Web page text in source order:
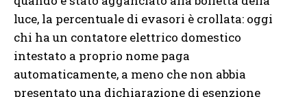
luce, la percentuale di evasori è crollata: oggi
chi ha un contatore elettrico domestico
intestato a proprio nome paga
automaticamente, a meno che non abbia
presentato una dichiarazione di esenzione